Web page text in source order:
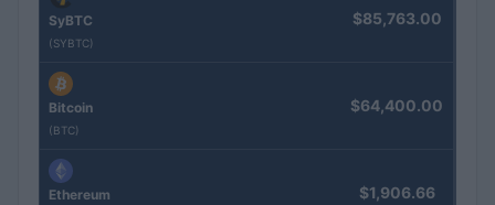
SyBTC
(SYBTC)
$85,763.00
Bitcoin
(BTC)
$64,400.00
Ethereum $1,906.66